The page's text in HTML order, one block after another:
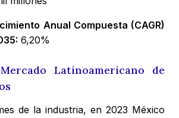
Anual Compuesta (CAGR)
6,20%
Latinoamericano de
de la industria, en 2023 México